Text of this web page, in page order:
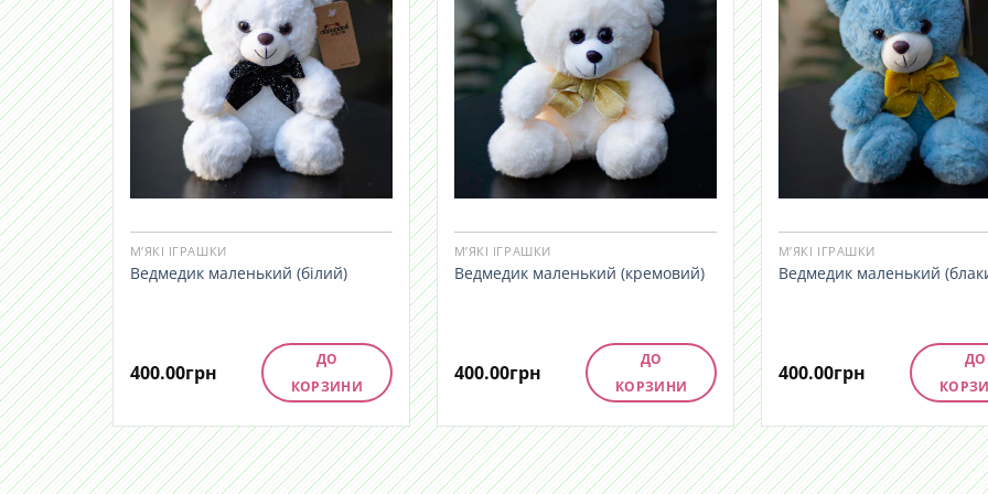
М’ЯКІ ІГРАШКИ
Ведмедик маленький (білий)
400.00грн
ДО
КОРЗИНИ
М’ЯКІ ІГРАШКИ
Ведмедик маленький (кремовий)
400.00грн
ДО
КОРЗИНИ
М’ЯКІ ІГРАШКИ
Ведмедик маленький
400.00грн
ДО